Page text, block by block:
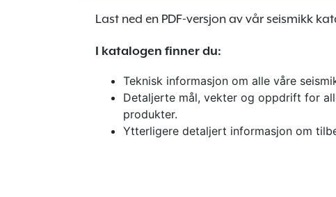
Last ned en PDF-versjon av vår seismikk
I katalogen finner du:
Teknisk informasjon om alle våre
Detaljerte mål, vekter og oppdrift for
produkter.
Ytterligere detaljert informasjon om